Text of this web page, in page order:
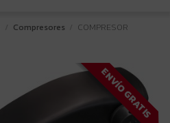
Compresores
COMPRESOR
ENVÍO GRATIS